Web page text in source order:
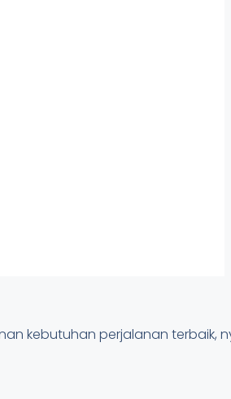
kebutuhan perjalanan terbaik,